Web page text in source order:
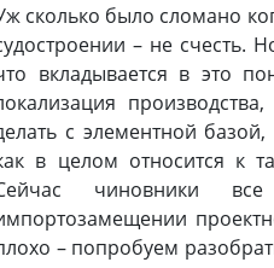
сколько было сломано
– не счесть.
вкладывается в это
с элементной
в целом относится к
чиновники
– попробуем